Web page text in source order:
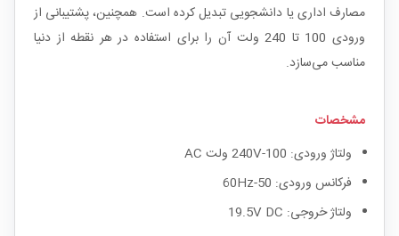
مصارف اداری یا دانشجویی تبدیل کرده است. همچنین، پشتیبانی از
ورودی 100 تا 240 ولت آن را برای استفاده در هر نقطه از دنیا
مناسب می‌سازد.
مشخصات
ولتاژ ورودی: 100-240V ولت AC
فرکانس ورودی: 50-60Hz
ولتاژ خروجی: 19.5V DC